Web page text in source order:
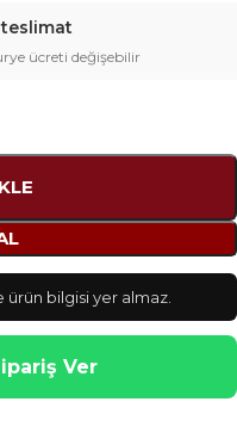
ücreti değişebilir
bilgisi yer almaz.
Ver